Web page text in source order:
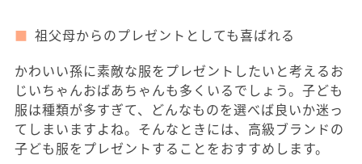
祖父母からのプレゼントとしても喜ばれる
かわいい孫に素敵な服をプレゼントしたいと考えるお
じいちゃんおばあちゃんも多くいるでしょう。子ども
服は種類が多すぎて、どんなものを選べば良いか迷っ
てしまいますよね。そんなときには、高級ブランドの
子ども服をプレゼントすることをおすすめします。